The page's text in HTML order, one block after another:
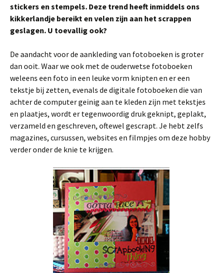
stickers en stempels. Deze trend heeft inmiddels ons
kikkerlandje bereikt en velen zijn aan het scrappen
geslagen. U toevallig ook?
De aandacht voor de aankleding van fotoboeken is groter
dan ooit. Waar we ook met de ouderwetse fotoboeken
weleens een foto in een leuke vorm knipten en er een
tekstje bij zetten, evenals de digitale fotoboeken die van
achter de computer geinig aan te kleden zijn met tekstjes
en plaatjes, wordt er tegenwoordig druk geknipt, geplakt,
verzameld en geschreven, oftewel gescrapt. Je hebt zelfs
magazines, cursussen, websites en filmpjes om deze hobby
verder onder de knie te krijgen.